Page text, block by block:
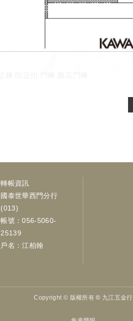
轉帳資訊
國泰世華西門分行
(013)
帳號：056-5060-
25139
戶名：江柏翰
Copyright © 版權所有 © 九江五金行